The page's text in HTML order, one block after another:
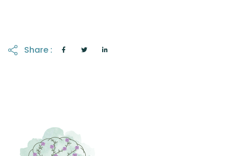
Share :